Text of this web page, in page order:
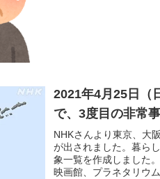
2021年4月25日（
で、3度目の非常
NHKさんより東京、大
が出されました。暮ら
象一覧を作成しました
映画館、プラネタリウ